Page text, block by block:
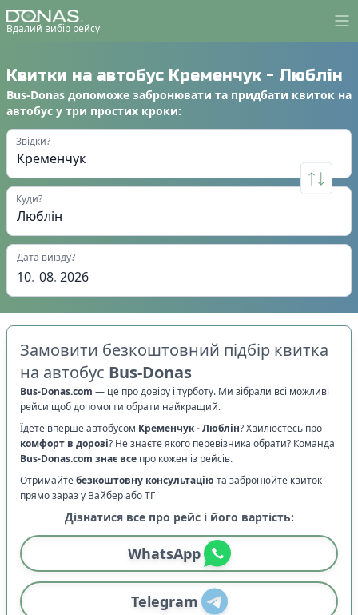
Вдалий вибір рейсу
Квитки на автобус Кременчук - Люблін
Bus-Donas допоможе забронювати та придбати квиток на
автобус у три простих кроки:
Звідки?
Куди?
Дата виїзду?
10. 08. 2026
Замовити безкоштовний підбір квитка
на автобус Bus-Donas
Bus-Donas.com — це про довіру і турботу. Ми зібрали всі можливі
рейси щоб допомогти обрати найкращий.
Їдете вперше автобусом Кременчук-Люблін? Хвилюєтесь про
комфорт в дорозі? Не знаєте якого перевізника обрати? Команда
Bus-Donas.com знає все про кожен із рейсів.
Отримайтебезкоштовну консультацію та забронюйте квиток
прямо зараз у Вайбер або ТГ
Дізнатися все про рейс і його вартість:
WhatsApp
Telegram